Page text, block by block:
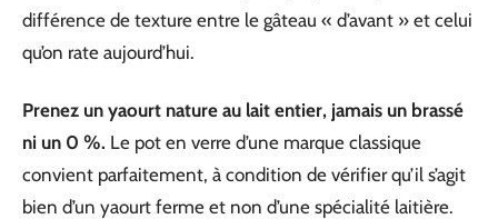
différence de texture entre le gâteau « d’avant » et celui
qu’on rate aujourd’hui.
Prenez un yaourt nature au lait entier, jamais un brassé
ni un 0 %. Le pot en verre d’une marque classique
convient parfaitement, à condition de vérifier qu’il s’agit
bien d’un yaourt ferme et non d’une spécialité laitière.